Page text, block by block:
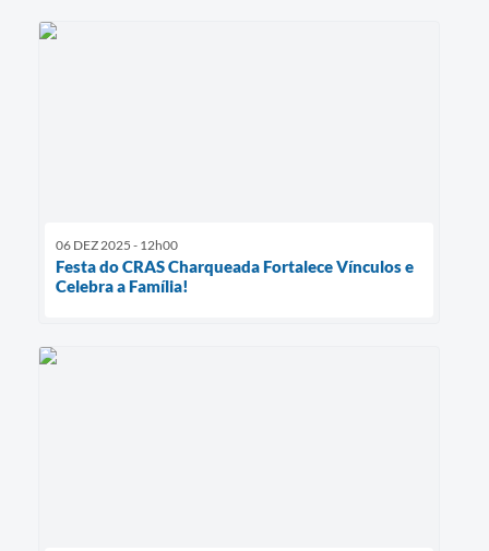
06 DEZ 2025 - 12h00
Festa do CRAS Charqueada Fortalece Vínculos e
Celebra a Família!